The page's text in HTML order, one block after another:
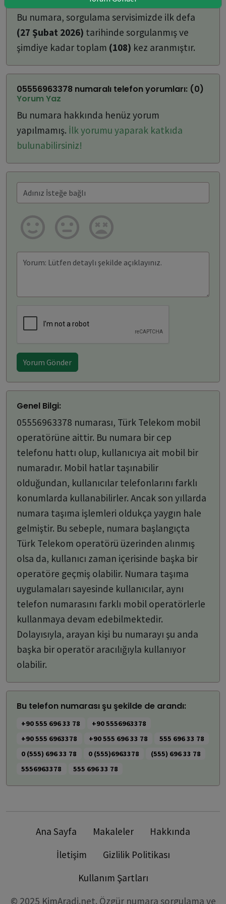
Bu numara, sorgulama servisimizde ilk defa
(27 Şubat 2026) tarihinde sorgulanmış ve
şimdiye kadar toplam (108) kez aranmıştır.
05556963378 numaralı telefon yorumları: (0)
Yorum Yaz
Bu numara hakkında henüz yorum
yapılmamış. İlk yorumu yaparak katkıda
bulunabilirsiniz!
Yorum Gönder
Genel Bilgi:
05556963378 numarası, Türk Telekom mobil
operatörüne aittir. Bu numara bir cep
telefonu hattı olup, kullanıcıya ait mobil bir
numaradır. Mobil hatlar taşınabilir
olduğundan, kullanıcılar telefonlarını farklı
konumlarda kullanabilirler. Ancak son yıllarda
numara taşıma işlemleri oldukça yaygın hale
gelmiştir. Bu sebeple, numara başlangıçta
Türk Telekom operatörü üzerinden alınmış
olsa da, kullanıcı zaman içerisinde başka bir
operatöre geçmiş olabilir. Numara taşıma
uygulamaları sayesinde kullanıcılar, aynı
telefon numarasını farklı mobil operatörlerle
kullanmaya devam edebilmektedir.
Dolayısıyla, arayan kişi bu numarayı şu anda
başka bir operatör aracılığıyla kullanıyor
olabilir.
Bu telefon numarası şu şekilde de arandı:
+90 555 696 33 78
+90 5556963378
+90 555 6963378
+90 555 696 33 78
555 696 33 78
0 (555) 696 33 78
0 (555)6963378
(555) 696 33 78
5556963378
555 696 33 78
Ana Sayfa Makaleler
Hakkında
İletişim
Gizlilik Politikası
Kullanım Şartları
© 2025 KimAradi.net. Özgür numara sorgulama ve